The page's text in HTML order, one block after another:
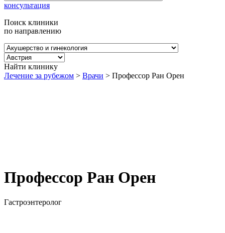
консультация
Поиск клиники
по направлению
Найти клинику
Лечение за рубежом > Врачи > Профессор Ран Орен
Профессор Ран Орен
Гастроэнтеролог